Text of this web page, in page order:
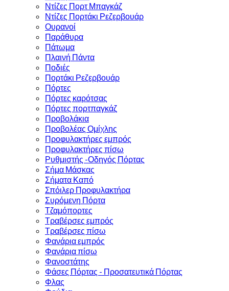
Ντίζες Πορτ Μπαγκάζ
Ντίζες Πορτάκι Ρεζερβουάρ
Ουρανοί
Παράθυρα
Πάτωμα
Πλαινή Πάντα
Ποδιές
Πορτάκι Ρεζερβουάρ
Πόρτες
Πόρτες καρότσας
Πόρτες πορτπαγκάζ
Προβολάκια
Προβολέας Ομίχλης
Προφυλακτήρες εμπρός
Προφυλακτήρες πίσω
Ρυθμιστής -Οδηγός Πόρτας
Σήμα Μάσκας
Σήματα Καπό
Σπόιλερ Προφυλακτήρα
Συρόμενη Πόρτα
Τζαμόπορτες
Τραβέρσες εμπρός
Τραβέρσες πίσω
Φανάρια εμπρός
Φανάρια πίσω
Φανοστάτης
Φάσες Πόρτας - Προσατευτικά Πόρτας
Φλας